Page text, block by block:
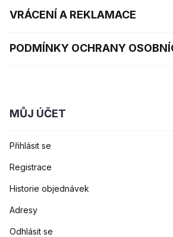
VRÁCENÍ A REKLAMACE
PODMÍNKY OCHRANY
MŮJ ÚČET
Přihlásit se
Registrace
Historie objednávek
Adresy
Odhlásit se